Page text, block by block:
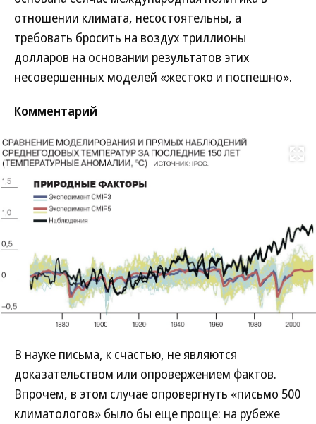
отношении климата, несостоятельны, а
требовать бросить на воздух триллионы
долларов на основании результатов этих
несовершенных моделей «жестоко и поспешно».
Комментарий
В науке письма, к счастью, не являются
доказательством или опровержением фактов.
Впрочем, в этом случае опровергнуть «письмо 500
климатологов» было бы еще проще: на рубеже